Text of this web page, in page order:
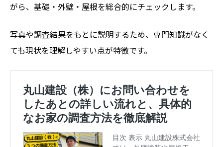
がら、基礎・外壁・屋根を総合的にチェックします。
写真や調査結果をもとに説明するため、専門知識がなく
ても現状を理解しやすい点が特徴です。